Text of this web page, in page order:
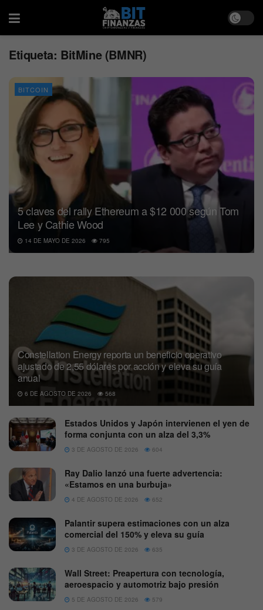
Etiqueta: BitMine (BMNR)
BITCOIN
5 claves del rally Ethereum a $12 000 según Tom
Lee y Cathie Wood
14 DE MAYO DE 2026 795
Constellation Energy reporta un beneficio operativo
ajustado de 2,55 dólares por acción y eleva su guía
anual
6 DE AGOSTO DE 2026 568
Estados Unidos y Japón intervienen el yen de
forma conjunta con un alza del 3,3%
3 DE AGOSTO DE 2026 604
Ray Dalio lanzó una fuerte advertencia:
«Estamos en una burbuja»
4 DE AGOSTO DE 2026 652
Palantir supera estimaciones con un alza
comercial del 150% y eleva su guía
3 DE AGOSTO DE 2026 635
Wall Street: Preapertura con tecnología,
aeroespacio y automotriz bajo presión
5 DE AGOSTO DE 2026 579